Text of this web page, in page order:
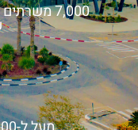
7,000